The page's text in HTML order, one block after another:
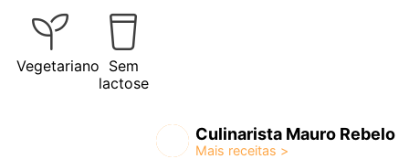
Vegetariano Sem
lactose
Culinarista Mauro Rebelo